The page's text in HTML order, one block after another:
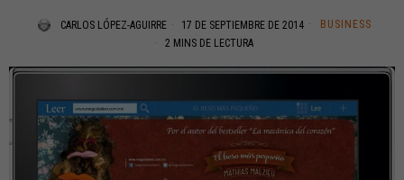
CARLOS LÓPEZ-AGUIRRE 17 DE SEPTIEMBRE DE 2014
BUSINESS
2 MINS DE LECTURA